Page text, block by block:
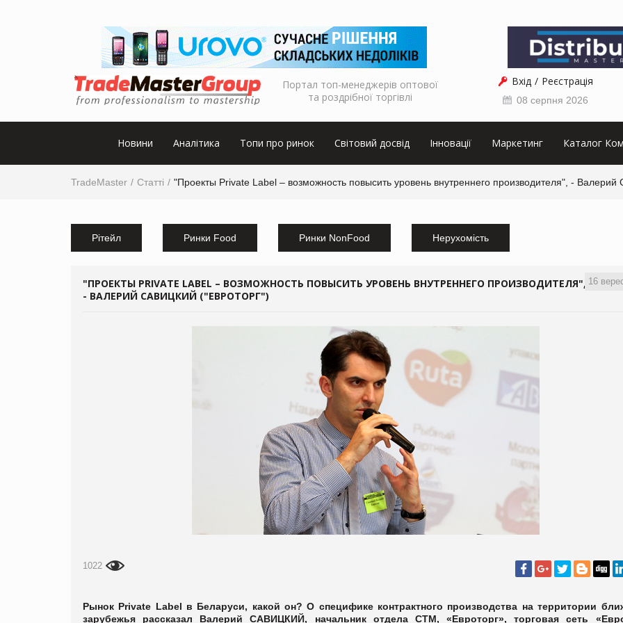
Портал топ-менеджерів оптової
та роздрібної торгівлі
Вхід Реєстрація
08 серпня 2026
Новини Аналітика Топи про ринок Світовий досвід Інновації Маркетинг Каталог
TradeMaster Статті "Проекты Private Label – возможность повысить уровень внутреннего производителя", -
Рітейл Ринки Food Ринки NonFood Нерухомість
16
"ПРОЕКТЫ PRIVATE LABEL – ВОЗМОЖНОСТЬ ПОВЫСИТЬ УРОВЕНЬ ВНУТРЕННЕГО ПРОИЗВОДИТЕЛЯ",
- ВАЛЕРИЙ САВИЦКИЙ ("ЕВРОТОРГ")
1022
Рынок Private Label в Беларуси, какой он? О специфике контрактного производства на территории
зарубежья рассказал Валерий САВИЦКИЙ, начальник отдела СТМ, «Евроторг», торговая сеть